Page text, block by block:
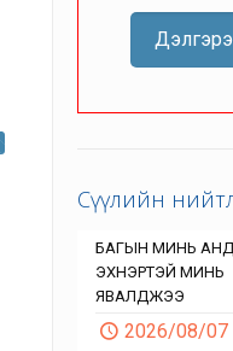
Сүүлийн
БАГЫН МИНЬ АНД
ЭХНЭРТЭЙ МИНЬ
ЯВАЛДЖЭЭ
2026/08/07